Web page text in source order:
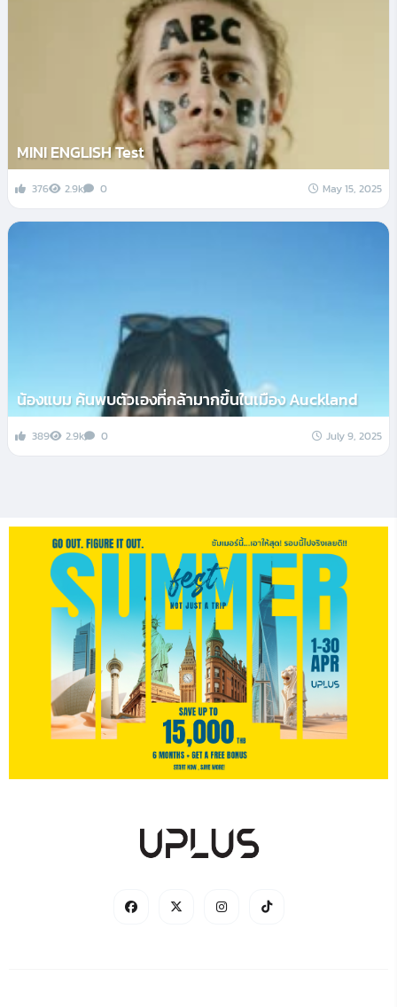
MINI ENGLISH Test
376 2.9k 0 May 15, 2025
น้องแบม ค้นพบตัวเองที่กล้ามากขึ้นในเมือง Auckland
389 2.9k 0 July 9, 2025